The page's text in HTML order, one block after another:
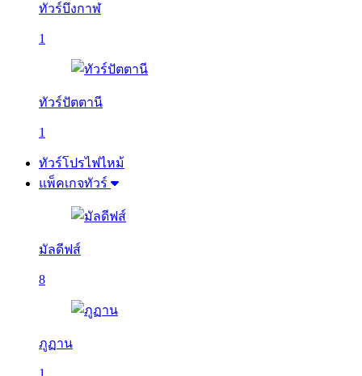
ทัวร์บึงกาฬ
1
ทัวร์ปัตตานี
1
ทัวร์โปรไฟไหม้
แพ็คเกจทัวร์
มัลดีฟส์
8
ภูฏาน
1